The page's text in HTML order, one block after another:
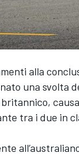
alla
una svolta
tra i due in